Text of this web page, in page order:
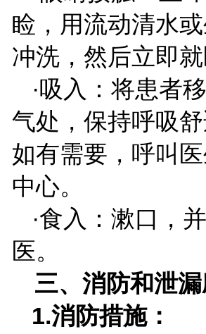
睑，用流动清水
冲洗，然后立即就
·吸入：将患者
气处，保持呼吸舒
如有需要，呼叫
中心。
·食入：漱口，
医。
三、消防和泄
1.消防措施：